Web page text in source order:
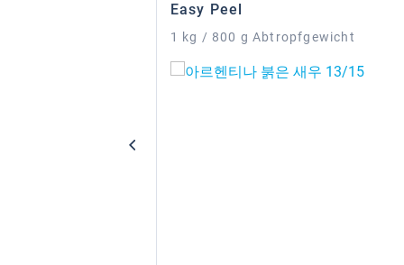
Easy Peel
1 kg / 800 g Abtropfgewicht